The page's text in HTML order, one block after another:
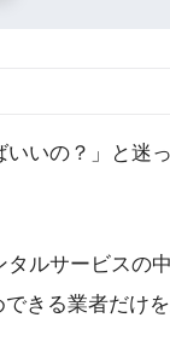
いいの？」と迷
ルサービスの中
きる業者だけ